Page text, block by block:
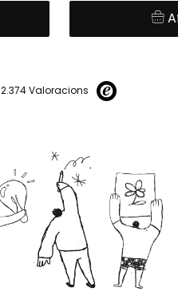
2.374 Valoracions